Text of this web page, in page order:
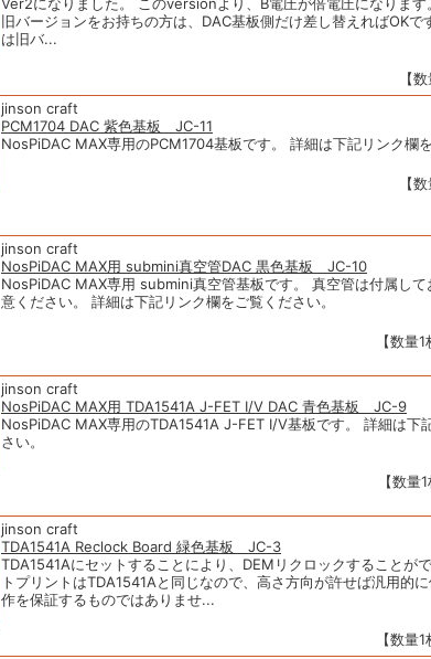
旧バージョンをお持ちの方は、DAC基板側だけ差し替えればOK
は旧バ...
【
jinson craft
PCM1704 DAC 紫色基板 JC-11
NosPiDAC MAX専用のPCM1704基板です。 詳細は下記リンク欄を
【
jinson craft
NosPiDAC MAX用 submini真空管DAC 黒色基板 JC-10
NosPiDAC MAX専用 submini真空管基板です。 真空管は付属して
意ください。 詳細は下記リンク欄をご覧ください。
【数量
jinson craft
NosPiDAC MAX用 TDA1541A J-FET I/V DAC 青色基板 JC-9
NosPiDAC MAX専用のTDA1541A J-FET I/V基板です。 詳細は下
さい。
【数
jinson craft
TDA1541A Reclock Board 緑色基板 JC-3
TDA1541Aにセットすることにより、DEMリクロックすることが
トプリントはTDA1541Aと同じなので、高さ方向が許せば汎用的
作を保証するものではありませ...
【数量